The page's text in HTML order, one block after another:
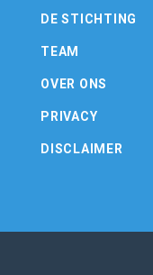
DE STICHTING
TEAM
OVER ONS
PRIVACY
DISCLAIMER